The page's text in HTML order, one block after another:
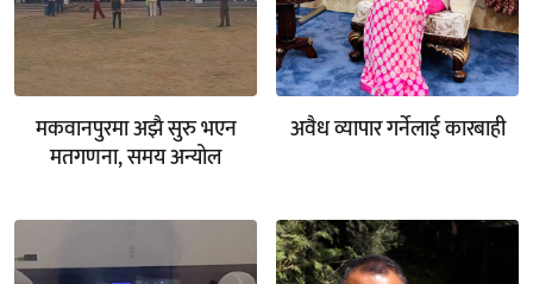
मकवानपुरमा अझै सुरु भएन
मतगणना, समय अन्योल
अवैध व्यापार गर्नेलाई कारबाही